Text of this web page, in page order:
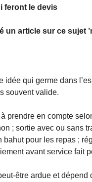
feront le devis
un article sur ce sujet
idée qui germe dans
souvent valide.
prendre en compte
; sortie avec ou sans
pour les repas ;
avant service fait
être ardue et dépend